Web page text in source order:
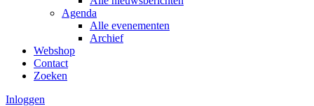
Agenda
Alle evenementen
Archief
Webshop
Contact
Zoeken
Inloggen